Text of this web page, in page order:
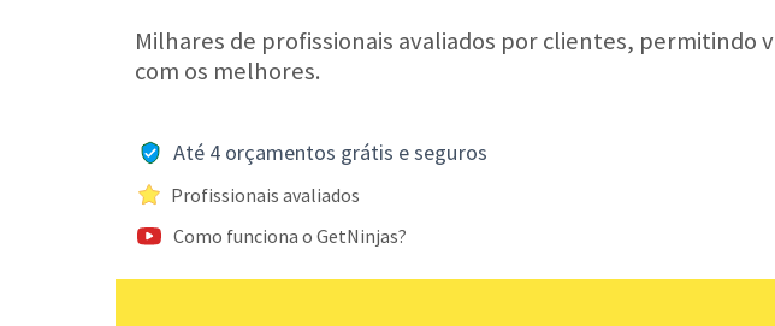
Milhares de profissionais avaliados por clientes, permitindo
com os melhores.
Até 4 orçamentos grátis e seguros
Profissionais avaliados
Como funciona o GetNinjas?